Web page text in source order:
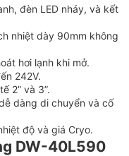
đèn LED nháy, và kết
nhiệt dày 90mm không
hơi lạnh khi mở.
242V.
2” và 3”.
dàng di chuyển và cố
độ và giá Cryo.
DW-40L590